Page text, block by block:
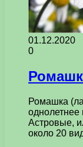
01.12.2020
0
Ромашка
однолетнее
Астровые,
около 20